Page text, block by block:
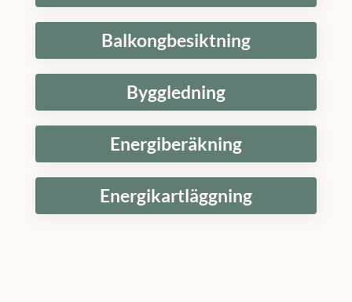
Balkongbesiktning
Byggledning
Energiberäkning
Energikartläggning